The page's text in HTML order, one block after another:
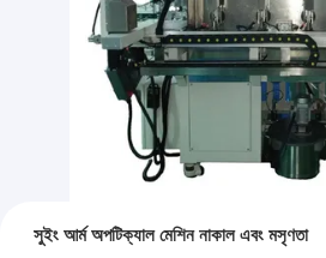
সুইং আর্ম অপটিক্যাল মেশিন নাকাল এবং মসৃণতা